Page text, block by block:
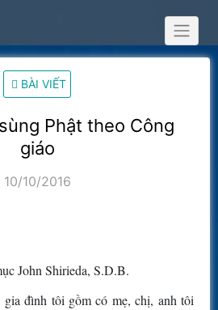
BÀI VIẾT
Phật theo Công
giáo
10/10/2016
John Shirieda, S.D.B.
gia đình tôi gồm có mẹ, chị, anh tôi